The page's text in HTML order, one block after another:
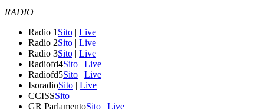
RADIO
Radio 1 Sito | Live
Radio 2Sito | Live
Radio 3Sito | Live
Radiofd4Sito | Live
Radiofd5Sito | Live
IsoradioSito | Live
CCISSSito
GR ParlamentoSito | Live